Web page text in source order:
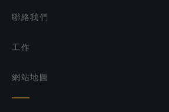
聯絡我們
工作
網站地圖